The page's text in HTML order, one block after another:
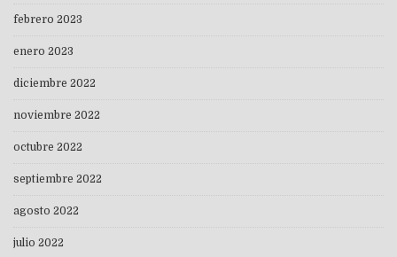
febrero 2023
enero 2023
diciembre 2022
noviembre 2022
octubre 2022
septiembre 2022
agosto 2022
julio 2022